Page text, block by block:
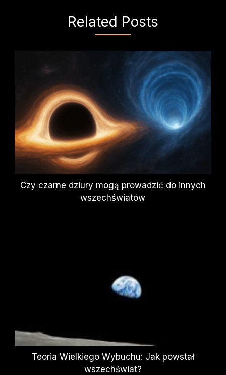
Related Posts
Czy czarne dziury mogą prowadzić do innych
wszechświatów
Teoria Wielkiego Wybuchu: Jak powstał
wszechświat?